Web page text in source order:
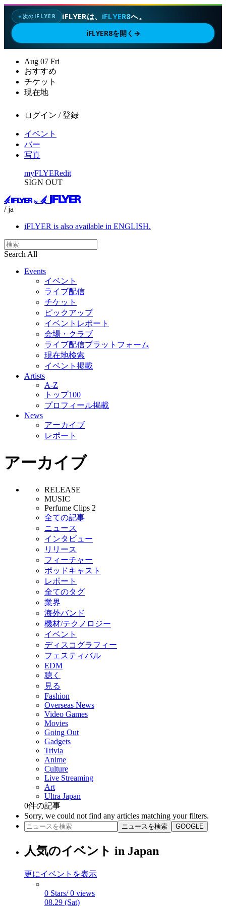
✦次のIFLYER iFLYERは、 iFLYER8へ。
iFLYER8を開く →
Aug 07 Fri
おすすめ
チケット
現在地
ログイン / 登録
イベント
バー
写真
myFLYERedit
SIGN OUT
/ ja
iFLYER is also available in ENGLISH.
Search All
Events
イベント
ライブ配信
チケット
ピックアップ
イベントレポート
会場・クラブ
ライブ配信プラットフォーム
現在地検索
イベント掲載
Artists
A-Z
トップ100
プロフィール掲載
News
アーカイブ
レポート
アーカイブ
RELEASE
MUSIC
Perfume Clips 2
全ての記事
ニュース
インタビュー
リリース
フィーチャー
ポッドキャスト
レポート
全てのタグ
業界
海外バンド
機材/テクノロジー
イベント
ディスコグラフィー
フェスティバル
EDM
聴く
見る
Fashion
Overseas News
Video Games
Movies
Going Out
Gadgets
Trivia
Anime
Culture
Live Streaming
Art
Ultra Japan
0件の記事
Sorry, we could not find any articles matching your filters.
ニュースを検索 GOOGLE
人気のイベント in Japan
更にイベントを表示
0 Stars/ 0 views
08.29 (Sat)